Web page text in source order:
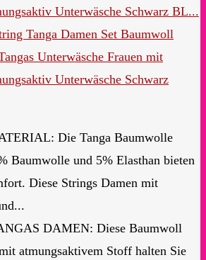
Tanga Damen Set Baumwoll
Unterwäsche Frauen mit
Unterwäsche Schwarz
Die Tanga Baumwolle
Baumwolle und 5% Elasthan bieten
Diese Strings Damen mit
DAMEN: Diese Baumwoll
atmungsaktivem Stoff halten Sie